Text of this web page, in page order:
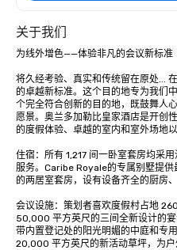
关于我们
为线外增色——体验非凡的会议新标准
将久经考验、真实和传统留在原处...
的卓越新标准。这个目的地专为我们
个完全符合创新的目的地，既鼓舞人
愿景。奥兰多加勒比皇家酒店是开创
的度假体验、卓越的室内和室外场地
住宿：所有 1,217 间一卧室套房均采
服务。Caribe Royale的专属别墅提
的两居室套房，设有设备齐全的厨房
会议设施：策划者喜欢度假村占地
50,000 平方英尺的三间全新设计的宴
带内置登记处的阳光明媚的中庭和专
20,000 平方英尺的新活动草坪，为